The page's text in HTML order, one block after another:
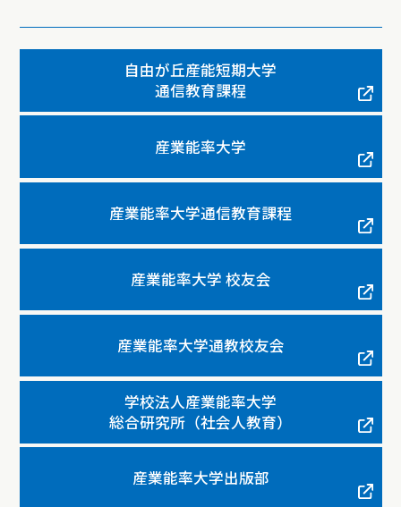
自由が丘産能短期大学
通信教育課程
産業能率大学
産業能率大学通信教育課程
産業能率大学 校友会
産業能率大学通教校友会
学校法人産業能率大学
総合研究所（社会人教育）
産業能率大学出版部